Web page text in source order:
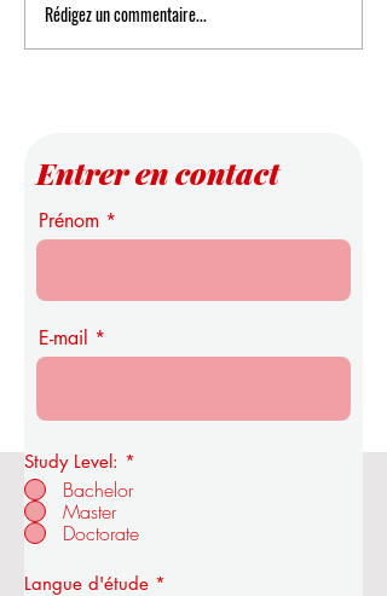
Avancées en Modélisation
Probabiliste : Nouvelles
Rédigez un commentaire...
Académie royale d'économie et de
technologie de l'OUS
Entrer en contact
Prénom
E-mail
Study Level: *
Bachelor
Master
Doctorate
Langue d'étude *